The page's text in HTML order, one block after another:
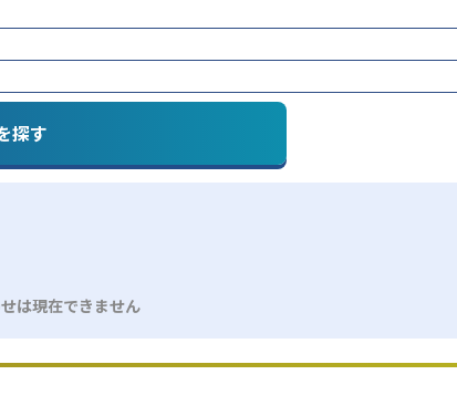
探す
は現在できません